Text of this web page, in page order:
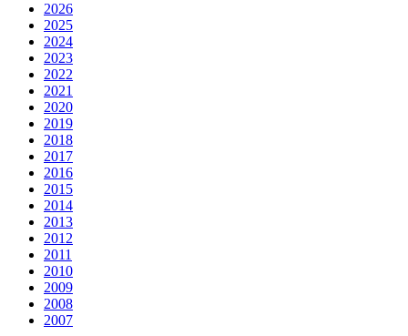
2026
2025
2024
2023
2022
2021
2020
2019
2018
2017
2016
2015
2014
2013
2012
2011
2010
2009
2008
2007